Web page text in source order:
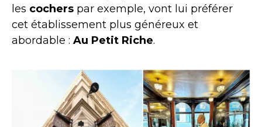
les cochers par exemple, vont lui préférer
cet établissement plus généreux et
abordable : Au Petit Riche.